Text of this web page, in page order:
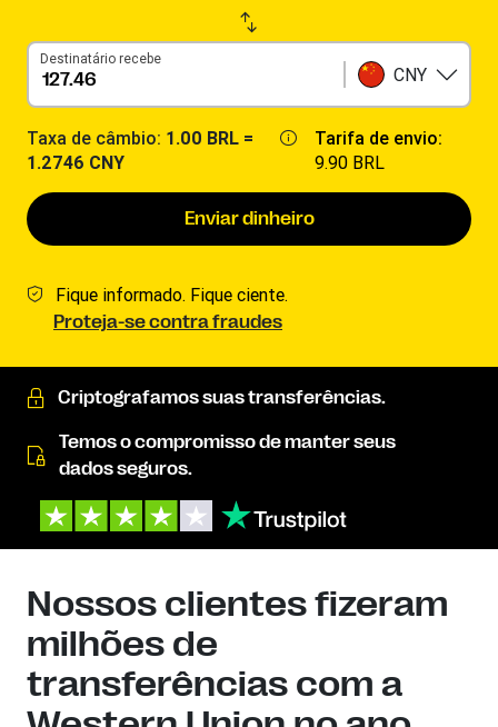
Destinatário recebe
CNY
Taxa de câmbio: 1.00 BRL =
1.2746 CNY
Tarifa de envio:
9.90 BRL
Enviar dinheiro
Fique informado. Fique ciente.
Proteja-se contra fraudes
Criptografamos suas transferências.
Temos o compromisso de manter seus
dados seguros.
Nossos clientes fizeram
milhões de
transferências com a